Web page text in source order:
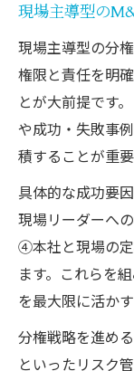
現場主導型の
現場主導型の分
権限と責任を明
とが大前提です
や成功・失敗事
積することが重要
具体的な成功要
現場リーダーへ
④本社と現場の
ます。これらを
を最大限に活か
分権戦略を進め
といったリスク